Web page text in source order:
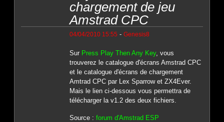
chargement de jeu
Amstrad CPC
04/04/2010 15:55 - Genesis8
Sur Press Play Then Any Key, vous
trouverez le catalogue d'écrans Amstrad CPC
et le catalogue d'écrans de chargement
Amtrad CPC par Lex Sparrow et ZX4Ever.
Mais le lien ci-dessous vous permettra de
télécharger la v1.2 des deux fichiers.
Source : forum d'Amstrad ESP